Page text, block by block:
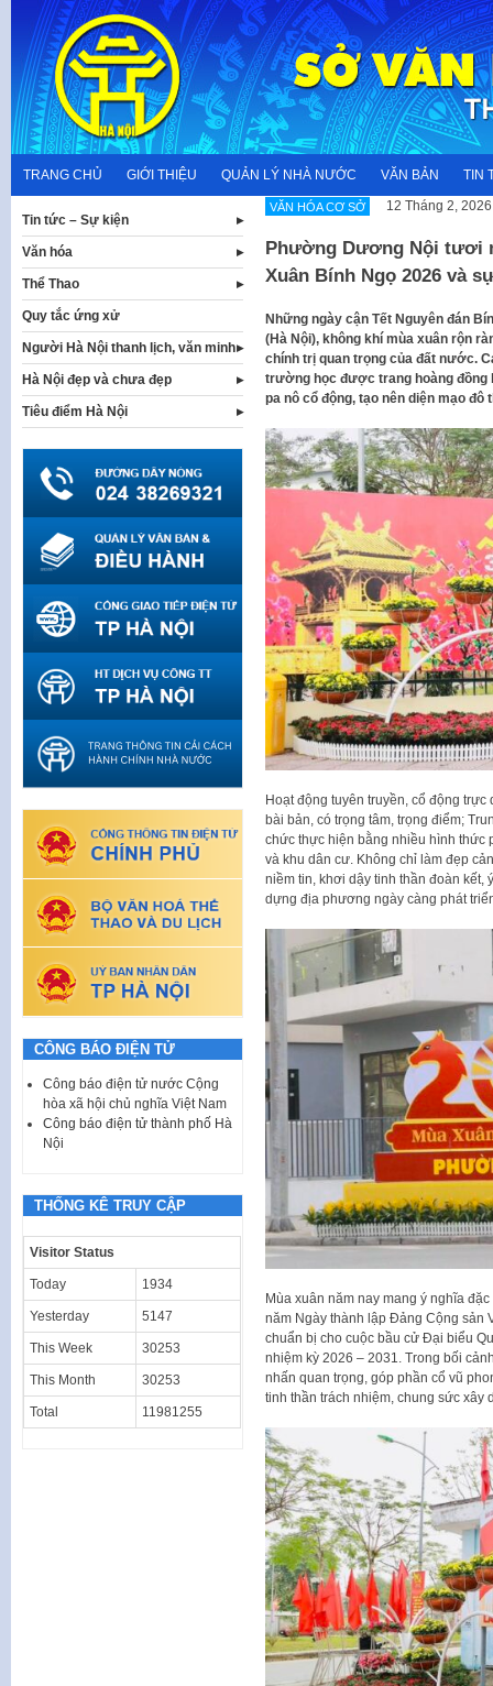
content
TRANG CHỦ GIỚI THIỆU QUẢN LÝ NHÀ NƯỚC VĂN BẢN TIN
VĂN HÓA CƠ SỞ 12 Tháng 2, 2026
Phường Dương Nội tươi
Xuân Bính Ngọ 2026 và
Những ngày cận Tết Nguyên đán
(Hà Nội), không khí mùa xuân rộn
chính trị quan trọng của đất nước.
trường học được trang hoàng đồng
pa nô cổ động, tạo nên diện mạo
Hoạt động tuyên truyền, cổ động
bài bản, có trọng tâm, trọng điểm;
chức thực hiện bằng nhiều hình thức
và khu dân cư. Không chỉ làm đẹp
niềm tin, khơi dậy tinh thần đoàn kết,
dựng địa phương ngày càng phát
Mùa xuân năm nay mang ý nghĩa
năm Ngày thành lập Đảng Cộng sản
chuẩn bị cho cuộc bầu cử Đại biểu
nhiệm kỳ 2026 – 2031. Trong bối
nhấn quan trọng, góp phần cổ vũ
tinh thần trách nhiệm, chung sức xây
Tin tức – Sự kiện
Văn hóa
Thể Thao
Quy tắc ứng xử
Người Hà Nội thanh lịch, văn minh
Hà Nội đẹp và chưa đẹp
Tiêu điểm Hà Nội
CÔNG BÁO ĐIỆN TỬ
Công báo điện tử nước Cộng
hòa xã hội chủ nghĩa Việt Nam
Công báo điện tử thành phố Hà
Nội
THỐNG KÊ TRUY CẬP
Visitor Status
Today 1934
Yesterday 5147
This Week 30253
This Month 30253
Total 11981255